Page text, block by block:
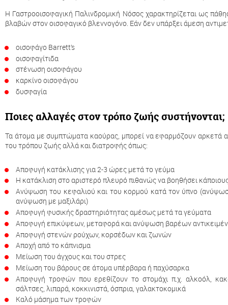
Η Γαστροοισοφαγική Παλινδρομική Νόσος χαρακτηρίζεται ως
βλαβών στον οισοφαγικό βλεννογόνο. Εάν δεν υπάρξει άμεση
οισοφάγο Barrett’s
οισοφαγίτιδα
στένωση οισοφάγου
καρκίνο οισοφάγου
δυσφαγία
Ποιες αλλαγές στον τρόπο ζωής συστήνονται;
Τα άτομα με συμπτώματα καούρας, μπορεί να εφαρμόζουν αρκετά
του τρόπου ζωής αλλά και διατροφής όπως:
Αποφυγή κατάκλισης για 2-3 ώρες μετά το γεύμα
Η κατάκλιση στο αριστερό πλευρό πιθανώς να βοηθήσει
Ανύψωση του κεφαλιού και του κορμού κατά τον ύπνο
ανύψωση με μαξιλάρι)
Αποφυγή φυσικής δραστηριότητας αμέσως μετά τα γεύματα
Αποφυγή επικύψεων, μεταφορά και ανύψωση βαρέων
Αποφυγή στενών ρούχων, κορσέδων και ζωνών
Αποχή από το κάπνισμα
Μείωση του άγχους και του στρες
Μείωση του βάρους σε άτομα υπέρβαρα ή παχύσαρκα
Αποφυγή τροφών που ερεθίζουν το στομάχι π.χ. αλκοόλ,
σάλτσες, λιπαρά, κοκκινιστά, όσπρια, γαλακτοκομικά
Καλό μάσημα των τροφών